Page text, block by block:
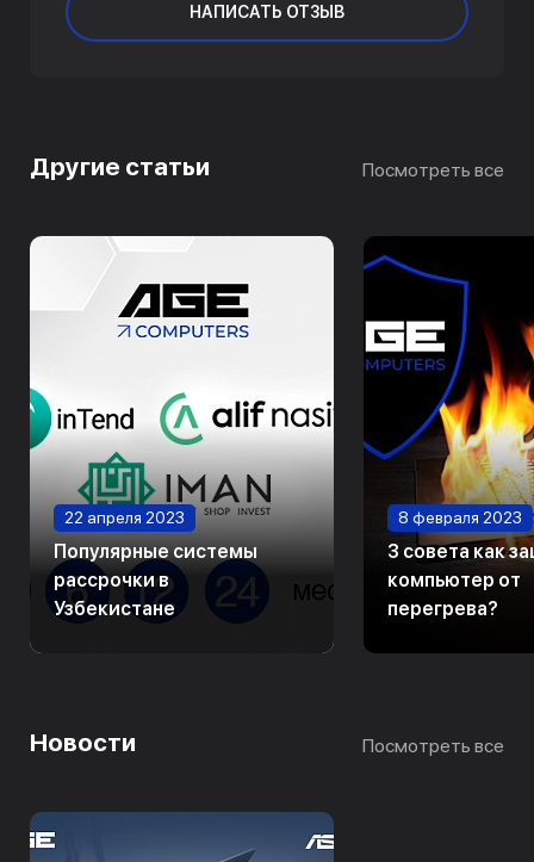
НАПИСАТЬ ОТЗЫВ
Другие статьи Посмотреть все
22 апреля 2023
Популярные системы
рассрочки в
Узбекистане
8 февраля 2023
3 совета как
компьютер от
перегрева?
Новости Посмотреть все